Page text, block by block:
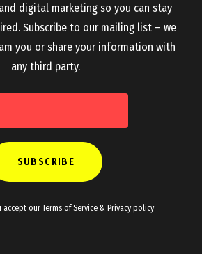
digital marketing so you can stay
Subscribe to our mailing list – we
you or share your information with
any third party.
accept ourTerms of Service & Privacy policy